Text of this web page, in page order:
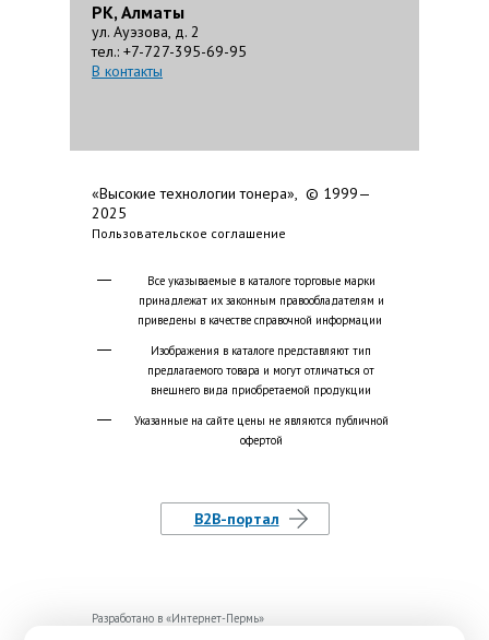
РК, Алматы
ул. Ауэзова, д. 2
тел.: +7-727-395-69-95
В контакты
«Высокие технологии тонера», © 1999—
2025
Пользовательское соглашение
Все указываемые в каталоге торговые марки
принадлежат их законным правообладателям и
приведены в качестве справочной информации
Изображения в каталоге представляют тип
предлагаемого товара и могут отличаться от
внешнего вида приобретаемой продукции
Указанные на сайте цены не являются публичной
офертой
B2B-портал
Разработано в «Интернет-Пермь»